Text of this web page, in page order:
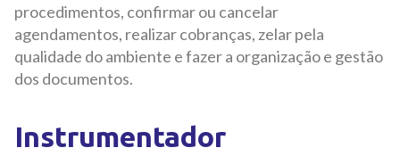
procedimentos, confirmar ou cancelar
agendamentos, realizar cobranças, zelar pela
qualidade do ambiente e fazer a organização e gestão
dos documentos.
Instrumentador